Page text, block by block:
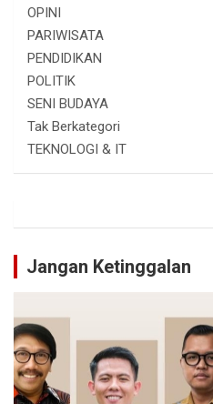
OPINI
PARIWISATA
PENDIDIKAN
POLITIK
SENI BUDAYA
Tak Berkategori
TEKNOLOGI & IT
Jangan Ketinggalan